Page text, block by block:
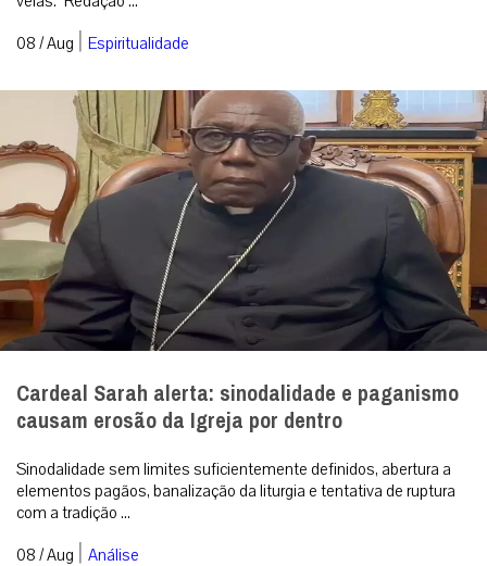
Como surgiu o costume de usar velas para a
Missa?
Conforme determina a Instrução Geral do Missal Romano no n.º
117, em qualquer Missa devem estar acesas, no mínimo, duas
velas. Redação ...
08 / Aug|Espiritualidade